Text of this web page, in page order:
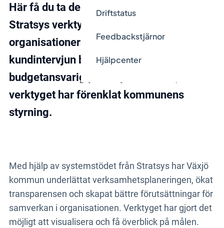
Driftstatus
Feedbackstjärnor
Hjälpcenter
Här få du ta del av exempel på hur
Stratsys verktyg kan stötta
organisationers måluppfyllnad. I den här
kundintervjun berättar Mia Stavert,
budgetansvarig på Växjö kommun, hur
verktyget har förenklat kommunens
styrning.
Med hjälp av systemstödet från Stratsys har Växjö
kommun underlättat verksamhetsplaneringen, ökat
transparensen och skapat bättre förutsättningar för
samverkan i organisationen. Verktyget har gjort det
möjligt att visualisera och få överblick på målen.